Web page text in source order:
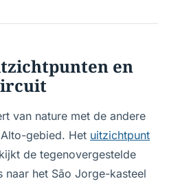
en
van nature met de andere
gebied. Het uitzichtpunt
kijkt de tegenovergestelde
het São Jorge-kasteel